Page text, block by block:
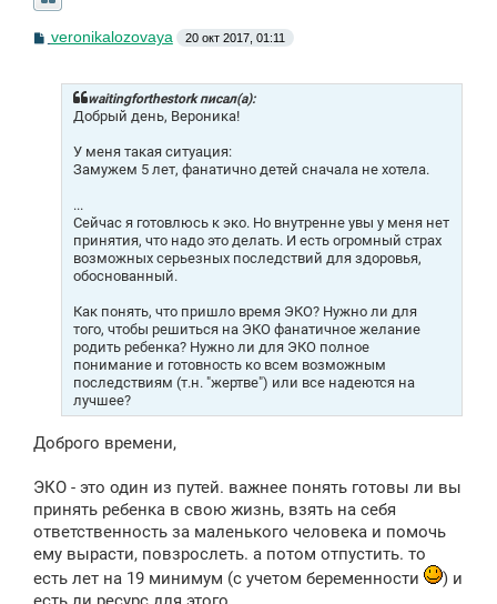
С
о
veronikalozovaya 20 окт 2017, 01:11
waitingforthestork писал(а):
Добрый день, Вероника!
У меня такая ситуация:
Замужем 5 лет, фанатично детей сначала не хотела.
...
Сейчас я готовлюсь к эко. Но внутренне увы у меня нет
принятия, что надо это делать. И есть огромный страх
возможных серьезных последствий для здоровья,
обоснованный.
Как понять, что пришло время ЭКО? Нужно ли для
того, чтобы решиться на ЭКО фанатичное желание
родить ребенка? Нужно ли для ЭКО полное
понимание и готовность ко всем возможным
последствиям (т.н. "жертве") или все надеются на
лучшее?
Доброго времени,
ЭКО - это один из путей. важнее понять готовы ли вы
принять ребенка в свою жизнь, взять на себя
ответственность за маленького человека и помочь
ему вырасти, повзрослеть. а потом отпустить. то
есть лет на 19 минимум (с учетом беременности
) и